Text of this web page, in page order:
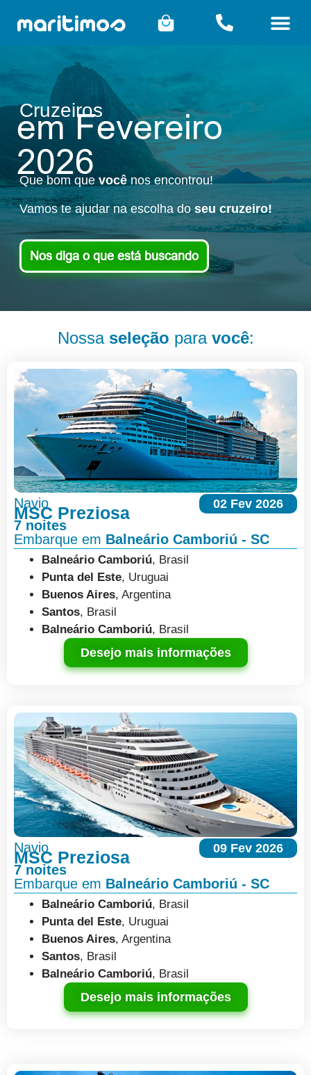
Cruzeiros
em Fevereiro
2026
Que bom que vocênos encontrou!
Vamos te ajudar na escolha doseu cruzeiro!
Nos diga o que está buscando
Nossa seleção para você:
Navio 02 Fev 2026
MSC Preziosa
7 noites
Embarque em Balneário Camboriú - SC
Balneário Camboriú, Brasil
Punta del Este, Uruguai
Buenos Aires, Argentina
Santos, Brasil
Balneário Camboriú, Brasil
Desejo mais informações
Navio 09 Fev 2026
MSC Preziosa
7 noites
Embarque em Balneário Camboriú - SC
Balneário Camboriú, Brasil
Punta del Este, Uruguai
Buenos Aires, Argentina
Santos, Brasil
Balneário Camboriú, Brasil
Desejo mais informações